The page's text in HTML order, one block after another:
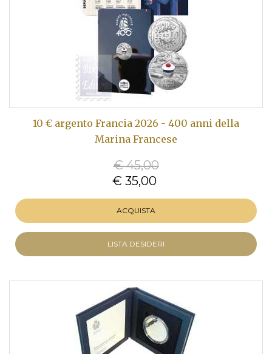
10 € argento Francia 2026 - 400 anni della
Marina Francese
€ 45,00
€ 35,00
ACQUISTA
LISTA DESIDERI